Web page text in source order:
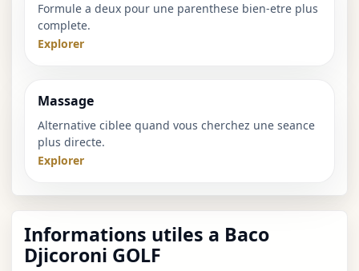
Formule a deux pour une parenthese bien-etre plus
complete.
Explorer
Massage
Alternative ciblee quand vous cherchez une seance
plus directe.
Explorer
Informations utiles a Baco
Djicoroni GOLF